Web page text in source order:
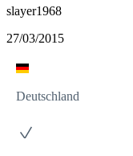
slayer1968
27/03/2015
Deutschland